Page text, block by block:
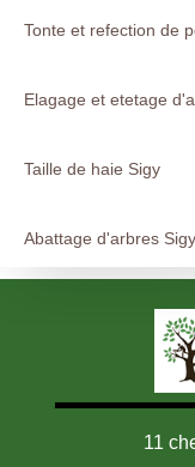
Tonte et refection de
Elagage et etetage
Taille de haie Sigy
Abattage d'arbres Sigy
11